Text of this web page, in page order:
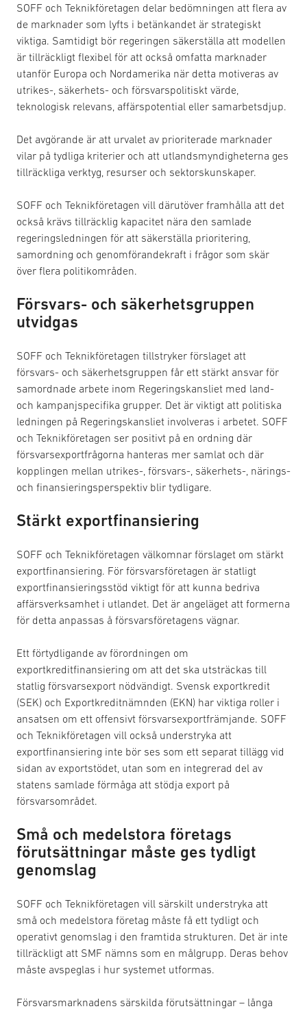
SOFF och Teknikföretagen delar bedömningen att flera av
de marknader som lyfts i betänkandet är strategiskt
viktiga. Samtidigt bör regeringen säkerställa att modellen
är tillräckligt flexibel för att också omfatta marknader
utanför Europa och Nordamerika när detta motiveras av
utrikes-, säkerhets- och försvarspolitiskt värde,
teknologisk relevans, affärspotential eller samarbetsdjup.
Det avgörande är att urvalet av prioriterade marknader
vilar på tydliga kriterier och att utlandsmyndigheterna ges
tillräckliga verktyg, resurser och sektorskunskaper.
SOFF och Teknikföretagen vill därutöver framhålla att det
också krävs tillräcklig kapacitet nära den samlade
regeringsledningen för att säkerställa prioritering,
samordning och genomförandekraft i frågor som skär
över flera politikområden.
Försvars- och säkerhetsgruppen
utvidgas
SOFF och Teknikföretagen tillstryker förslaget att
försvars- och säkerhetsgruppen får ett stärkt ansvar för
samordnade arbete inom Regeringskansliet med land-
och kampanjspecifika grupper. Det är viktigt att politiska
ledningen på Regeringskansliet involveras i arbetet. SOFF
och Teknikföretagen ser positivt på en ordning där
försvarsexportfrågorna hanteras mer samlat och där
kopplingen mellan utrikes-, försvars-, säkerhets-, närings-
och finansieringsperspektiv blir tydligare.
Stärkt exportfinansiering
SOFF och Teknikföretagen välkomnar förslaget om stärkt
exportfinansiering. För försvarsföretagen är statligt
exportfinansieringsstöd viktigt för att kunna bedriva
affärsverksamhet i utlandet. Det är angeläget att formerna
för detta anpassas å försvarsföretagens vägnar.
Ett förtydligande av förordningen om
exportkreditfinansiering om att det ska utsträckas till
statlig försvarsexport nödvändigt. Svensk exportkredit
(SEK) och Exportkreditnämnden (EKN) har viktiga roller i
ansatsen om ett offensivt försvarsexportfrämjande. SOFF
och Teknikföretagen vill också understryka att
exportfinansiering inte bör ses som ett separat tillägg vid
sidan av exportstödet, utan som en integrerad del av
statens samlade förmåga att stödja export på
försvarsområdet.
Små och medelstora företags
förutsättningar måste ges tydligt
genomslag
SOFF och Teknikföretagen vill särskilt understryka att
små och medelstora företag måste få ett tydligt och
operativt genomslag i den framtida strukturen. Det är inte
tillräckligt att SMF nämns som en målgrupp. Deras behov
måste avspeglas i hur systemet utformas.
Försvarsmarknadens särskilda förutsättningar – långa